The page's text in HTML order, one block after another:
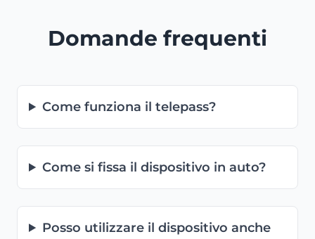
Domande frequenti
Come funziona il telepass?
Come si fissa il dispositivo in auto?
Posso utilizzare il dispositivo anche